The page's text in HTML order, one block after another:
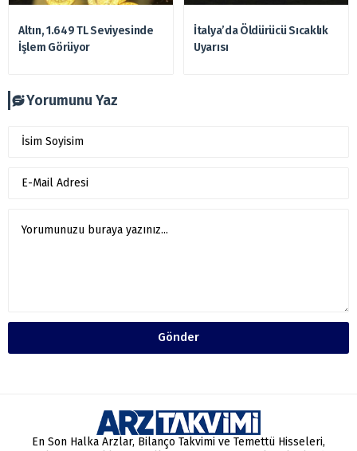
Altın, 1.649 TL Seviyesinde
İşlem Görüyor
İtalya’da Öldürücü Sıcaklık
Uyarısı
Yorumunu Yaz
Gönder
En Son Halka Arzlar, Bilanço Takvimi ve Temettü Hisseleri,